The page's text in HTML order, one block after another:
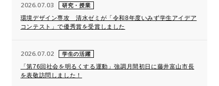
2026.07.03 研究・授業
環境デザイン専攻 清水ゼミが「令和8年度いみず学生アイデア
コンテスト」で優秀賞を受賞しました
2026.07.02 学生の活躍
「第76回社会を明るくする運動」強調月間初日に藤井富山市長
を表敬訪問しました！